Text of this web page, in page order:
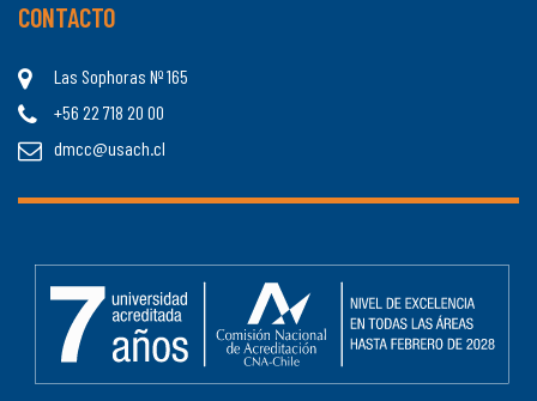
CONTACTO
Las Sophoras Nº 165
+56 22 718 20 00
dmcc@usach.cl